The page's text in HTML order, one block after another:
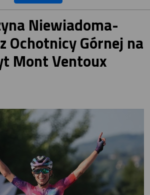
Niewiadoma-
Ochotnicy Górnej na
Mont Ventoux